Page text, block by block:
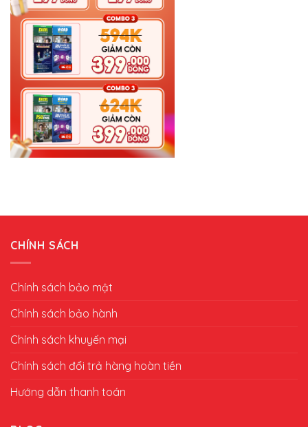
CHÍNH SÁCH
Chính sách bảo mật
Chính sách bảo hành
Chính sách khuyến mại
Chính sách đổi trả hàng hoàn tiền
Hướng dẫn thanh toán